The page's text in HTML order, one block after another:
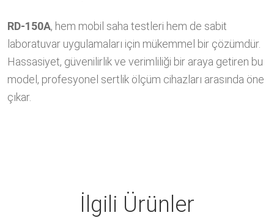
RD-150A, hem mobil saha testleri hem de sabit
laboratuvar uygulamaları için mükemmel bir çözümdür.
Hassasiyet, güvenilirlik ve verimliliği bir araya getiren bu
model, profesyonel sertlik ölçüm cihazları arasında öne
çıkar.
İlgili Ürünler